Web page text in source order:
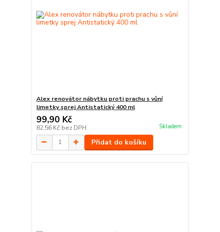
Alex renovátor nábytku proti prachu s vůní
limetky sprej Antistatický 400 ml
99,90 Kč
82,56 Kč bez DPH Skladem
Přidat do košíku